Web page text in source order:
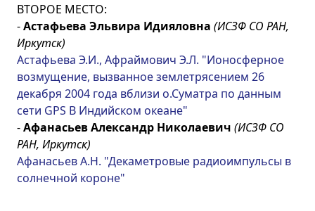
ВТОРОЕ МЕСТО:
-Астафьева Эльвира Идияловна (ИСЗФ СО РАН,
Иркутск)
Астафьева Э.И., Афраймович Э.Л. "Ионосферное
возмущение, вызванное землетрясением 26
декабря 2004 года вблизи о.Суматра по данным
сети GPS В Индийском океане"
-Афанасьев Александр Николаевич (ИСЗФ СО
РАН, Иркутск)
Афанасьев А.Н. "Декаметровые радиоимпульсы в
солнечной короне"